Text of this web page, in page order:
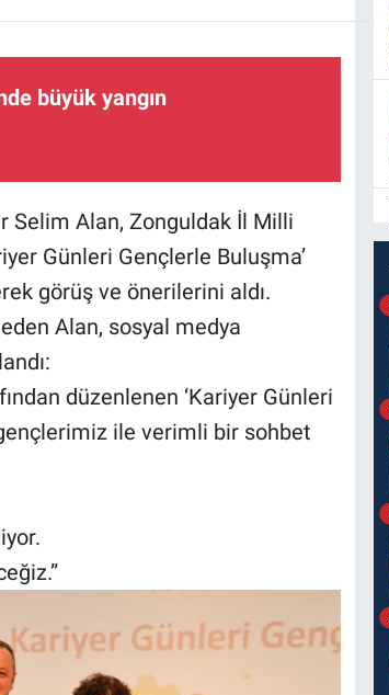
büyük yangın
Selim Alan, Zonguldak İl Milli
Günleri Gençlerle Buluşma’
görüş ve önerilerini aldı.
Alan, sosyal medya
düzenlenen ‘Kariyer Günleri
ile verimli bir sohbet